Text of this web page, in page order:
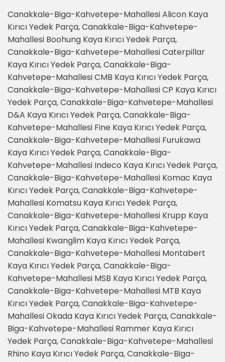
Canakkale-Biga-Kahvetepe-Mahallesi Alicon Kaya
Kırıcı Yedek Parça, Canakkale-Biga-Kahvetepe-
Mahallesi Boohung Kaya Kırıcı Yedek Parça,
Canakkale-Biga-Kahvetepe-Mahallesi Caterpillar
Kaya Kırıcı Yedek Parça, Canakkale-Biga-
Kahvetepe-Mahallesi CMB Kaya Kırıcı Yedek Parça,
Canakkale-Biga-Kahvetepe-Mahallesi CP Kaya Kırıcı
Yedek Parça, Canakkale-Biga-Kahvetepe-Mahallesi
D&A Kaya Kırıcı Yedek Parça, Canakkale-Biga-
Kahvetepe-Mahallesi Fine Kaya Kırıcı Yedek Parça,
Canakkale-Biga-Kahvetepe-Mahallesi Furukawa
Kaya Kırıcı Yedek Parça, Canakkale-Biga-
Kahvetepe-Mahallesi Indeco Kaya Kırıcı Yedek Parça,
Canakkale-Biga-Kahvetepe-Mahallesi Komac Kaya
Kırıcı Yedek Parça, Canakkale-Biga-Kahvetepe-
Mahallesi Komatsu Kaya Kırıcı Yedek Parça,
Canakkale-Biga-Kahvetepe-Mahallesi Krupp Kaya
Kırıcı Yedek Parça, Canakkale-Biga-Kahvetepe-
Mahallesi Kwanglim Kaya Kırıcı Yedek Parça,
Canakkale-Biga-Kahvetepe-Mahallesi Montabert
Kaya Kırıcı Yedek Parça, Canakkale-Biga-
Kahvetepe-Mahallesi MSB Kaya Kırıcı Yedek Parça,
Canakkale-Biga-Kahvetepe-Mahallesi MTB Kaya
Kırıcı Yedek Parça, Canakkale-Biga-Kahvetepe-
Mahallesi Okada Kaya Kırıcı Yedek Parça, Canakkale-
Biga-Kahvetepe-Mahallesi Rammer Kaya Kırıcı
Yedek Parça, Canakkale-Biga-Kahvetepe-Mahallesi
Rhino Kaya Kırıcı Yedek Parça, Canakkale-Biga-